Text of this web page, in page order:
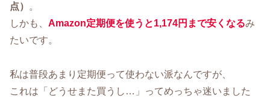
点）
。
しかも、 Amazon定期便を使うと1,174円まで安くなるみ
たいです。
私は普段あまり定期便って使わない派なんですが、
これは「どうせまた買うし…」ってめっちゃ迷いました